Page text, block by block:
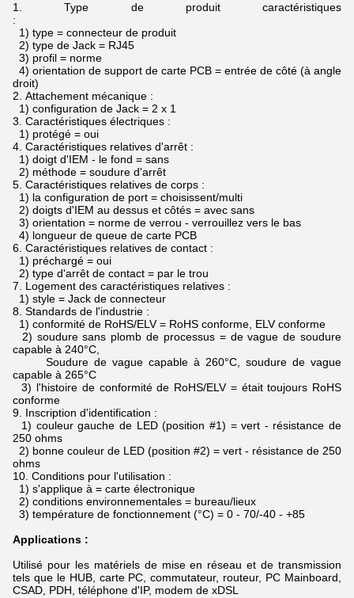
1.Type de produit caractéristiques
:
1) type = connecteur de produit
2) type de Jack = RJ45
3) profil = norme
4) orientation de support de carte PCB = entrée de côté (à angle
droit)
2. Attachement mécanique :
1) configuration de Jack = 2 x 1
3. Caractéristiques électriques :
1) protégé = oui
4. Caractéristiques relatives d'arrêt :
1) doigt d'IEM - le fond = sans
2) méthode = soudure d'arrêt
5. Caractéristiques relatives de corps :
1) la configuration de port = choisissent/multi
2) doigts d'IEM au dessus et côtés = avec sans
3) orientation = norme de verrou - verrouillez vers le bas
4) longueur de queue de carte PCB
6. Caractéristiques relatives de contact :
1) préchargé = oui
2) type d'arrêt de contact = par le trou
7. Logement des caractéristiques relatives :
1) style = Jack de connecteur
8. Standards de l'industrie :
1) conformité de RoHS/ELV = RoHS conforme, ELV conforme
2) soudure sans plomb de processus = de vague de soudure
capable à 240°C,
Soudure de vague capable à 260°C, soudure de vague
capable à 265°C
3) l'histoire de conformité de RoHS/ELV = était toujours RoHS
conforme
9. Inscription d'identification :
1) couleur gauche de LED (position #1) = vert - résistance de
250 ohms
2) bonne couleur de LED (position #2) = vert - résistance de 250
ohms
10. Conditions pour l'utilisation :
1) s'applique à = carte électronique
2) conditions environnementales = bureau/lieux
3) température de fonctionnement (°C) = 0 - 70/-40 - +85
Applications :
Utilisé pour les matériels de mise en réseau et de transmission
tels que le HUB, carte PC, commutateur, routeur, PC Mainboard,
CSAD, PDH, téléphone d'IP, modem de xDSL